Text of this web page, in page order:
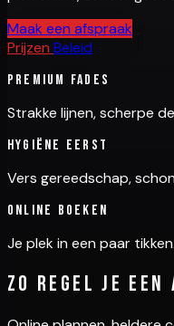
Maak een afspraak
Prijzen Beleid
Premium fades
Strakke lijnen, scherpe
Hygiëne eerst
Vers gereedschap,
Online boeken
Je plek in een paar tikken.
Zo regel je een